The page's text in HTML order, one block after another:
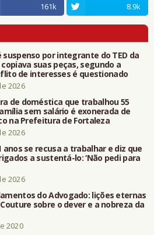
161k 8.9k
suspenso por integrante do TED da
copiava suas peças, segundo a
de interesses é questionado
2026
de doméstica que trabalhou 55
sem salário é exonerada de
na Prefeitura de Fortaleza
2026
anos se recusa a trabalhar e diz que
a sustentá-lo: ‘Não pedi para
2026
do Advogado: lições eternas
sobre o dever e a nobreza da
2020